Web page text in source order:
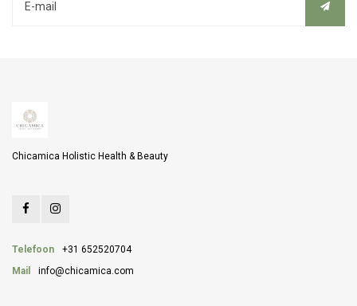
Chicamica Holistic Health & Beauty
Telefoon
+31 652520704
Mail
info@chicamica.com